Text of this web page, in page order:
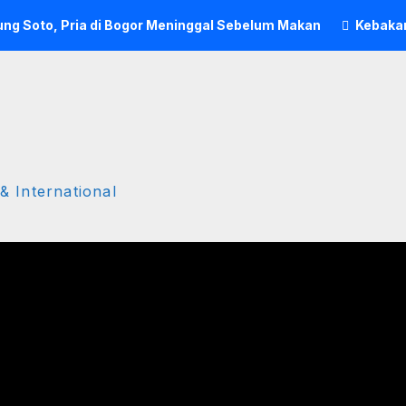
Soto, Pria di Bogor Meninggal Sebelum Makan
International